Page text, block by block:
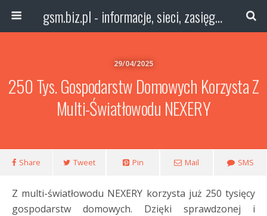
gsm.biz.pl - informacje, sieci, zasięg technologie
29/04/2025
250 Tys. Gospodarstw Domowych Korzysta Z
Multi-Światłowodu NEXERY
Share Tweet Pin Mail SMS
Z multi-światłowodu NEXERY korzysta już 250 tysięcy
gospodarstw domowych. Dzięki sprawdzonej i